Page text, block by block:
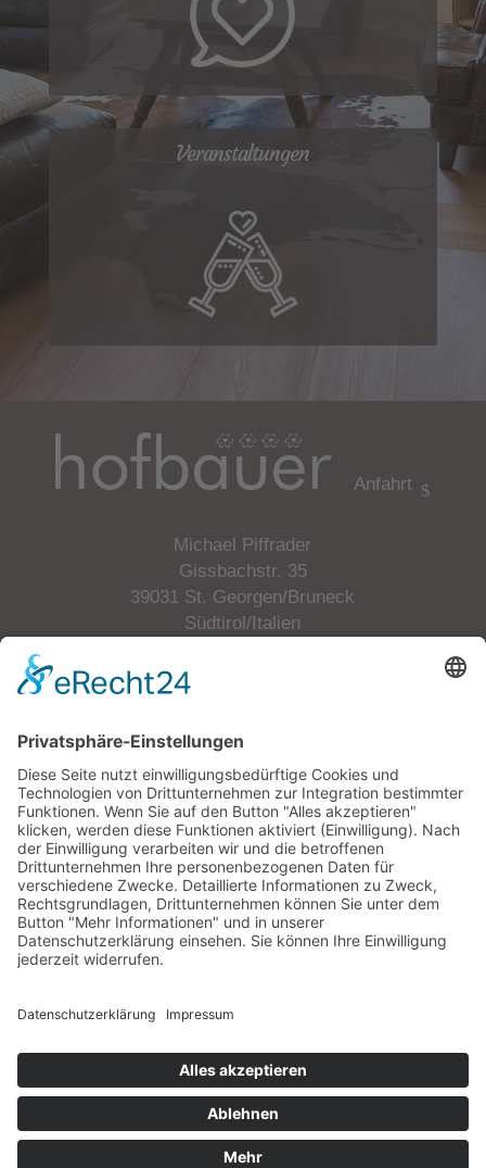
Veranstaltungen
Anfahrt
Michael Piffrader
Gissbachstr. 35
39031 St. Georgen/Bruneck
Südtirol/Italien
Tel.+39 349 6505508
E-Mailinfo@p-hofbauer.com
© Hofbauer Impressum Datenschutz CIN: IT021013B52ZPNOI5X
powered by